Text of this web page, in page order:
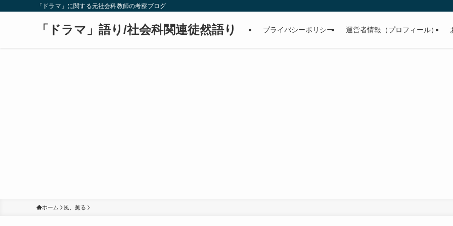
「ドラマ」に関する元社会科教師の考察ブログ
「ドラマ」語り/社会科関連徒然語り プライバシーポリシー 運営者情報（プロフィール）
ホーム 風、薫る